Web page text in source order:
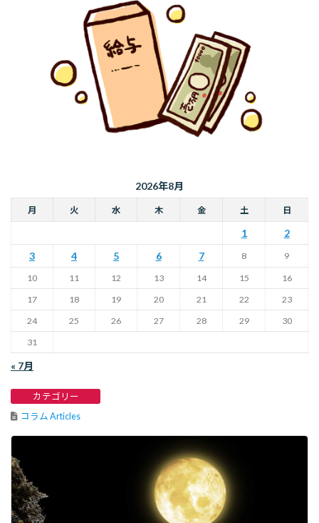
2026年8月
月 火 水 木 金 土 日
1
2
3
4 5 6 7 8 9
10 11 12 13 14 15
16
17
18 19 20 21 22
23
24
25 26 27 28 29
30
31
« 7月
カテゴリー
コラム Articles